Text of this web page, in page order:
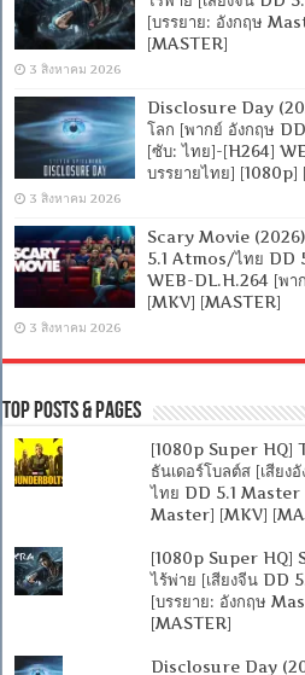
[บรรยาย: อังกฤษ
[MASTER]
3 สิงหาคม 2026
Disclosure Day
โลก [พากย์ อังกฤษ
[ซับ: ไทย]-[H264]
บรรยายไทย] [1080p]
3 สิงหาคม 2026
Scary Movie
5.1 Atmos/ไทย DD
WEB-DL.H.264 [พา
[MKV] [MASTER]
3 สิงหาคม 2026
Top Posts & Pages
[1080p Super HQ]
ธันเดอร์โบลต์ส [เสีย
ไทย DD 5.1 Master
Master] [MKV]
[1080p Super HQ]
ไร้พ่าย [เสียงจีน DD
[บรรยาย: อังกฤษ
[MASTER]
Disclosure Day